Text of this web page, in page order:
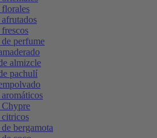
florales
perfume
almizcle
pachulí
Chypre
citricos
bergamota